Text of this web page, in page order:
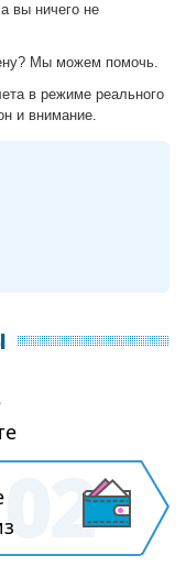
вы ничего не
Мы можем помочь.
в режиме реального
и внимание.